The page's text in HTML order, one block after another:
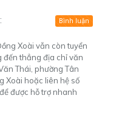
Xoài vẫn còn tuyển
đến thẳng địa chỉ văn
Thái, phường Tân
Xoài hoặc liên hệ số
được hỗ trợ nhanh
Bình luận